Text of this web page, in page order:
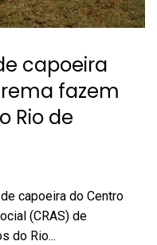
capoeira
fazem
Rio de
capoeira do Centro
(CRAS) de
do Rio...